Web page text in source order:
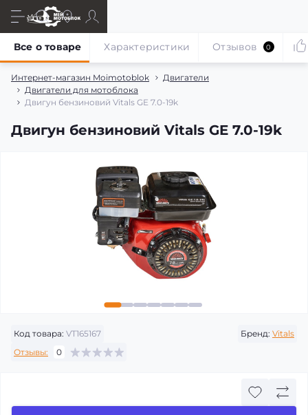
Интернет-магазин Moimotoblok
Двигатели
Двигатели для мотоблока
Двигун бензиновий Vitals GE 7.0-19k
Двигун бензиновий Vitals GE 7.0-19k
Все о товаре Характеристики Отзывов 0
Код товара: VT165167 Бренд: Vitals
Отзывы:
0